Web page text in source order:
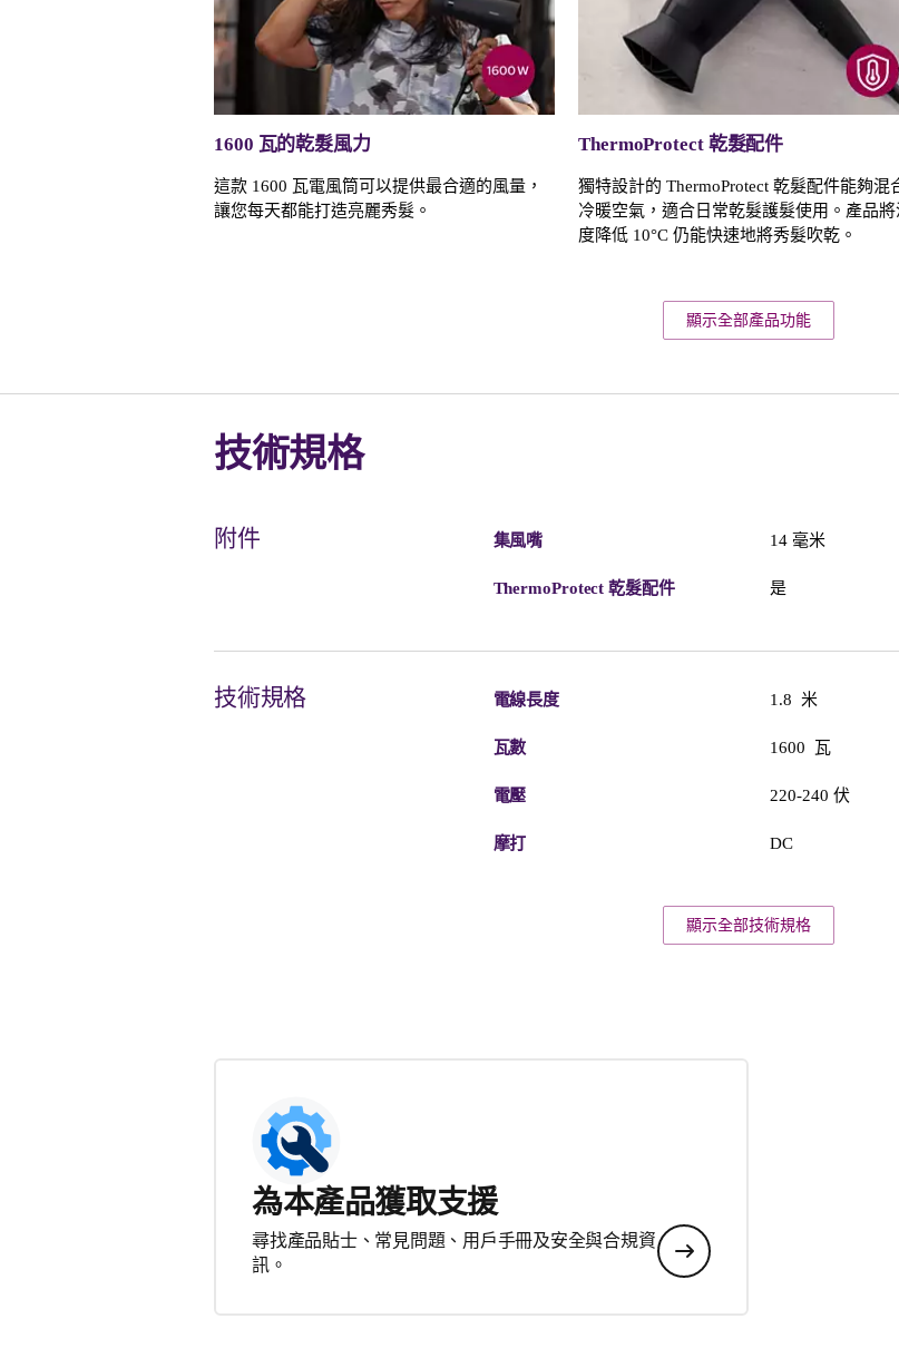
1600 瓦的乾髮風力
這款 1600 瓦電風筒可以提供最合適的風量，
讓您每天都能打造亮麗秀髮。
ThermoProtect 乾髮配件
獨特設計的 ThermoProtect 乾髮配件能夠混
冷暖空氣，適合日常乾髮護髮使用。產品將
度降低 10°C 仍能快速地將秀髮吹乾。
顯示全部產品功能
技術規格
附件 集風嘴 14 毫米
ThermoProtect 乾髮配件 是
技術規格 電線長度 1.8 米
瓦數 1600 瓦
電壓 220-240 伏
摩打 DC
顯示全部技術規格
為本產品獲取支援
尋找產品貼士、常見問題、用戶手冊及安全與合規資
訊。